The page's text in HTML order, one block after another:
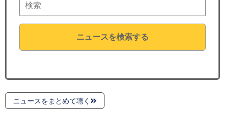
ＩＴ
ニュースを検索する
ニュースをまとめて聴く